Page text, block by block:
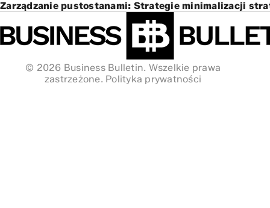
Zarządzanie pustostanami: Strategie minimalizacji
© 2026 Business Bulletin. Wszelkie prawa
zastrzeżone. Polityka prywatności